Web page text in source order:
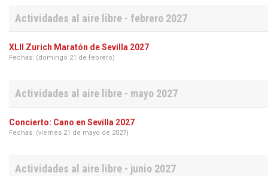
Actividades al aire libre - febrero 2027
XLII Zurich Maratón de Sevilla 2027
Fechas: (domingo 21 de febrero)
Actividades al aire libre - mayo 2027
Concierto: Cano en Sevilla 2027
Fechas: (viernes 21 de mayo de 2027)
Actividades al aire libre - junio 2027